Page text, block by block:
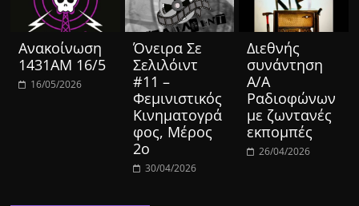
Ανακοίνωση
1431ΑΜ 16/5
16/05/2026
Όνειρα Σε
Σελιλόιντ
#11 –
Φεμινιστικός
Κινηματογρά
φος, Μέρος
2ο
30/04/2026
Διεθνής
συνάντηση
Α/Α
Ραδιοφώνων
με ζωντανές
εκπομπές
26/04/2026